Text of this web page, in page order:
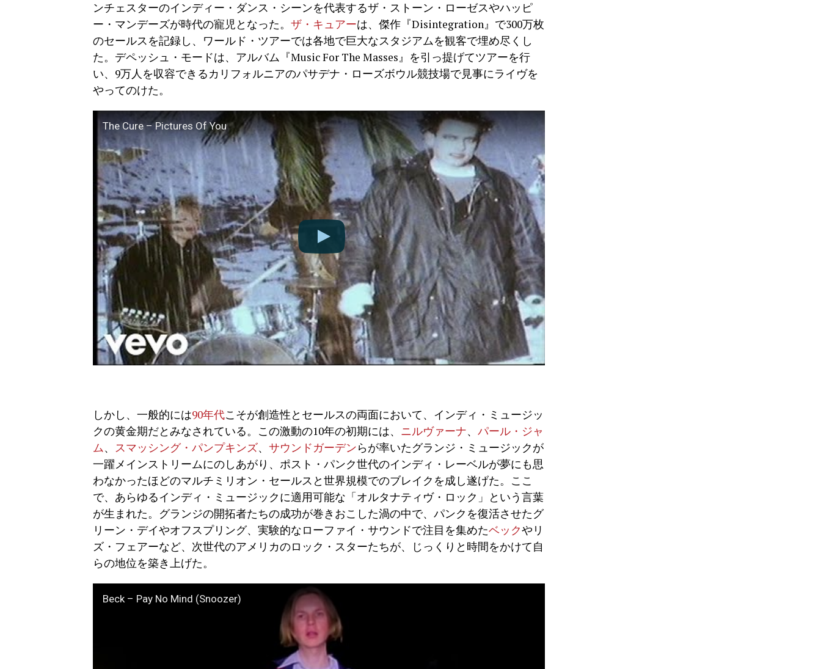
ンチェスターのインディー・ダンス・シーンを代表するザ・ストーン・ローゼスやハッピ
ー・マンデーズが時代の寵児となった。 ザ・キュアーは、傑作『Disintegration』で300万枚
のセールスを記録し、ワールド・ツアーでは各地で巨大なスタジアムを観客で埋め尽くし
た。デペッシュ・モードは、アルバム『Music For The Masses』を引っ提げてツアーを行
い、9万人を収容できるカリフォルニアのパサデナ・ローズボウル競技場で見事にライヴを
やってのけた。
The Cure – Pictures Of You
しかし、一般的には90年代こそが創造性とセールスの両面において、インディ・ミュージッ
クの黄金期だとみなされている。この激動の10年の初期には、 ニルヴァーナ、 パール・ジャ
ム、 スマッシング・パンプキンズ、 サウンドガーデンらが率いたグランジ・ミュージックが
一躍メインストリームにのしあがり、ポスト・パンク世代のインディ・レーベルが夢にも思
わなかったほどのマルチミリオン・セールスと世界規模でのブレイクを成し遂げた。ここ
で、あらゆるインディ・ミュージックに適用可能な「オルタナティヴ・ロック」という言葉
が生まれた。グランジの開拓者たちの成功が巻きおこした渦の中で、パンクを復活させたグ
リーン・デイやオフスプリング、実験的なローファイ・サウンドで注目を集めたベックやリ
ズ・フェアーなど、次世代のアメリカのロック・スターたちが、じっくりと時間をかけて自
らの地位を築き上げた。
Beck – Pay No Mind (Snoozer)